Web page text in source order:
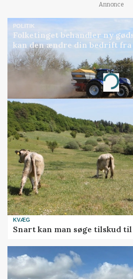
Annonce
POLITIK
Folketinget behandler ny
kan den ændre din bedrift fra
Annonce
Loading...
KVÆG
Snart kan man søge tilskud